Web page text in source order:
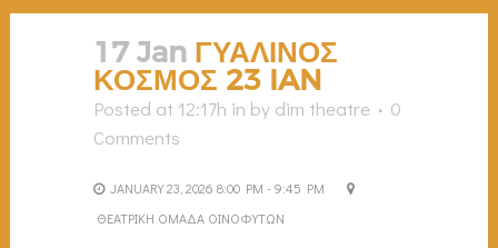
17 Jan ΓΥΑΛΙΝΟΣ
ΚΟΣΜΟΣ 23 IAN
Posted at 12:17h in by dim theatre
0
Comments
JANUARY 23, 2026 8:00 PM - 9:45 PM
ΘΕΑΤΡΙΚΗ ΟΜΑΔΑ ΟΙΝΟΦΥΤΩΝ